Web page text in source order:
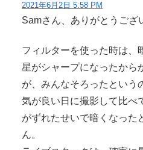
2021年6月2日 5:58 PM
Samさん、ありがとうござ
フィルターを使った時は、
星がシャープになったから
が、みんなそろったという
気が良い日に撮影して比べ
がずれたせいで暗くなった
ん。